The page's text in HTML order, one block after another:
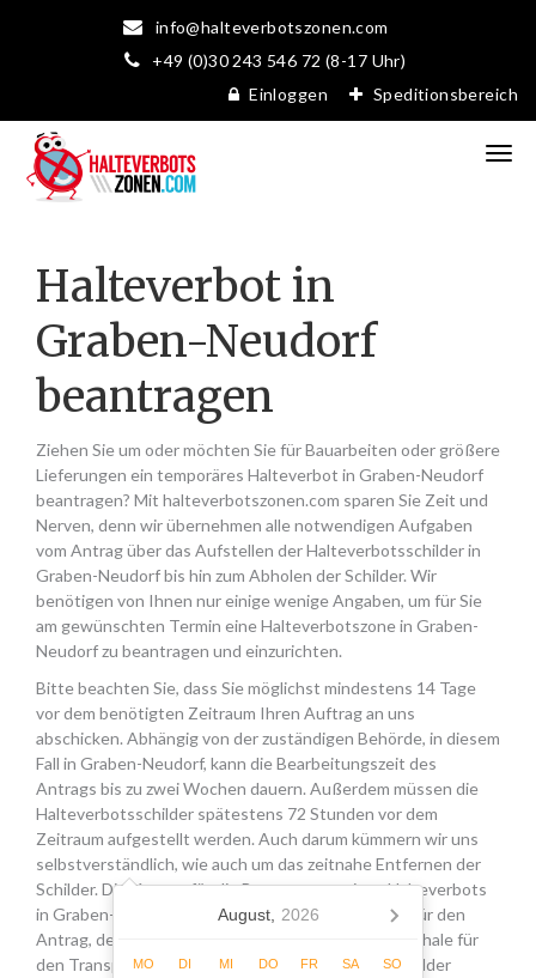
info@halteverbotszonen.com
+49 (0)30 243 546 72 (8-17 Uhr)
Einloggen
Speditionsbereich
Halteverbot in
Graben-Neudorf
beantragen
Ziehen Sie um oder möchten Sie für Bauarbeiten oder größere
Lieferungen ein temporäres Halteverbot in Graben-Neudorf
beantragen? Mit halteverbotszonen.com sparen Sie Zeit und
Nerven, denn wir übernehmen alle notwendigen Aufgaben
vom Antrag über das Aufstellen der Halteverbotsschilder in
Graben-Neudorf bis hin zum Abholen der Schilder. Wir
benötigen von Ihnen nur einige wenige Angaben, um für Sie
am gewünschten Termin eine Halteverbotszone in Graben-
Neudorf zu beantragen und einzurichten.
Bitte beachten Sie, dass Sie möglichst mindestens 14 Tage
vor dem benötigten Zeitraum Ihren Auftrag an uns
abschicken. Abhängig von der zuständigen Behörde, in diesem
Fall in Graben-Neudorf, kann die Bearbeitungszeit des
Antrags bis zu zwei Wochen dauern. Außerdem müssen die
Halteverbotsschilder spätestens 72 Stunden vor dem
Zeitraum aufgestellt werden. Auch darum kümmern wir uns
selbstverständlich, wie auch um das zeitnahe Entfernen der
Schilder. Die Kosten für die Beantragung eines Halteverbots
in Graben-Neudorf setzen sich aus den Gebühren für den
Antrag, der Miete für die Schilder sowie einer Pauschale für
den Transport, das Aufstellen und Abholen der Schilder
August, 2026
MO DI MI DO FR SA SO